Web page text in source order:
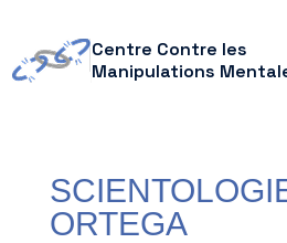
Centre Contre les
Manipulations
ORTEGA